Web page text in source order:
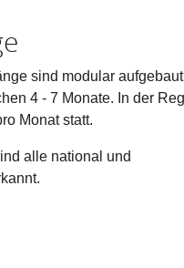
sind modular aufgebaut
4 - 7 Monate. In der
Monat statt.
alle national und